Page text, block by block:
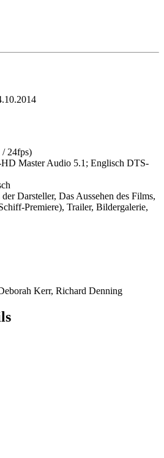
/ 24fps)
Master Audio 5.1; Englisch DTS-
Darsteller, Das Aussehen des Films,
Premiere), Trailer, Bildergalerie,
Kerr, Richard Denning